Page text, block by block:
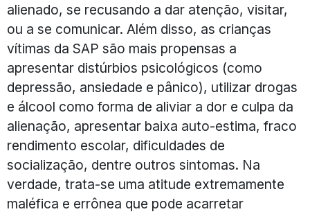
alienado, se recusando a dar atenção, visitar,
ou a se comunicar. Além disso, as crianças
vítimas da SAP são mais propensas a
apresentar distúrbios psicológicos (como
depressão, ansiedade e pânico), utilizar drogas
e álcool como forma de aliviar a dor e culpa da
alienação, apresentar baixa auto-estima, fraco
rendimento escolar, dificuldades de
socialização, dentre outros sintomas. Na
verdade, trata-se uma atitude extremamente
maléfica e errônea que pode acarretar